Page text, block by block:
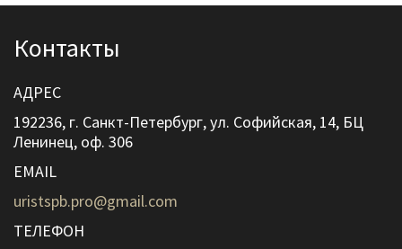
Контакты
АДРЕС
192236, г. Санкт-Петербург, ул. Софийская, 14, БЦ
Ленинец, оф. 306
EMAIL
uristspb.pro@gmail.com
ТЕЛЕФОН